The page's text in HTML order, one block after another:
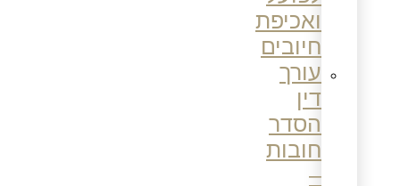
ואכיפת
חיובים
עורך
דין
הסדר
חובות